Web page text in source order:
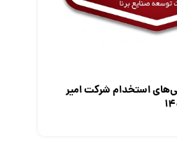
استخدام شرکت امیر